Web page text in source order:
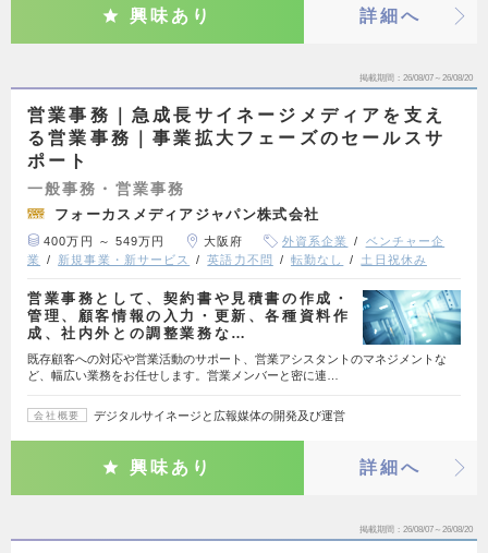
興味あり 詳細へ
掲載期間 26/08/07～26/08/20
営業事務｜急成長サイネージメディアを支え
る営業事務｜事業拡大フェーズのセールスサ
ポート
一般事務・営業事務
フォーカスメディアジャパン株式会社
400万円 ～ 549万円 大阪府 外資系企業
ベンチャー企
業
新規事業・新サービス 英語力不問 転勤なし 土日祝休み
営業事務として、契約書や見積書の作成・
管理、顧客情報の入力・更新、各種資料作
成、社内外との調整業務な…
既存顧客への対応や営業活動のサポート、営業アシスタントのマネジメントな
ど、幅広い業務をお任せします。営業メンバーと密に連…
会社概要 デジタルサイネージと広報媒体の開発及び運営
興味あり 詳細へ
掲載期間 26/08/07～26/08/20